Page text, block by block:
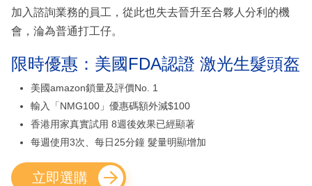
加入諮詢業務的員工，從此也失去晉升至合夥人分利的機
會，淪為普通打工仔。
限時優惠：美國FDA認證 激光生髮頭盔
美國amazon鎖量及評價No. 1
輸入「NMG100」優惠碼額外減$100
香港用家真實試用 8週後效果已經顯著
每週使用3次、每日25分鐘 髮量明顯增加
立即選購